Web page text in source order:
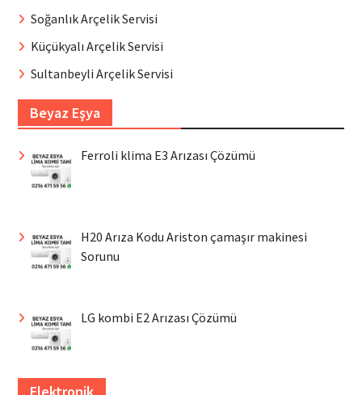
Soğanlık Arçelik Servisi
Küçükyalı Arçelik Servisi
Sultanbeyli Arçelik Servisi
Beyaz Eşya
Ferroli klima E3 Arızası Çözümü
H20 Arıza Kodu Ariston çamaşır makinesi
Sorunu
LG kombi E2 Arızası Çözümü